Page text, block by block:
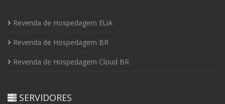
Revenda de Hospedagem EUA
Revenda de Hospedagem BR
Revenda de Hospedagem Cloud BR
SERVIDORES